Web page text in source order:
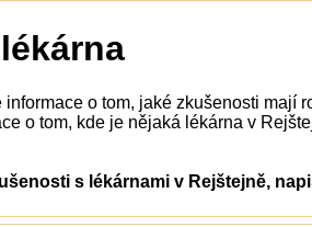
informace o tom, jaké zkušenosti mají
o tom, kde je nějaká lékárna v
s lékárnami v Rejštejně,